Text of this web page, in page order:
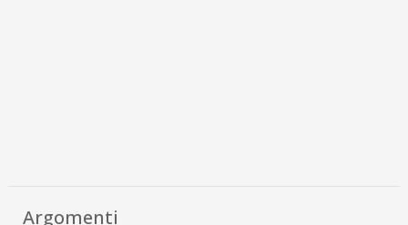
Argomenti